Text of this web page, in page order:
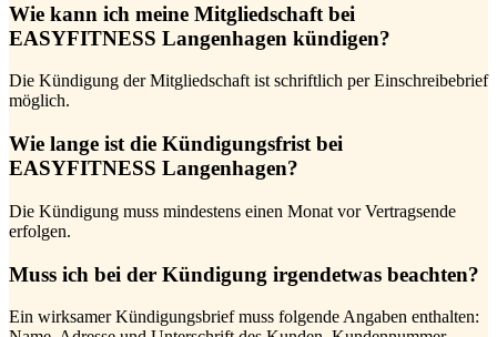
Wie kann ich meine Mitgliedschaft bei
EASYFITNESS Langenhagen kündigen?
Die Kündigung der Mitgliedschaft ist schriftlich per Einschreibebrief
möglich.
Wie lange ist die Kündigungsfrist bei
EASYFITNESS Langenhagen?
Die Kündigung muss mindestens einen Monat vor Vertragsende
erfolgen.
Muss ich bei der Kündigung irgendetwas beachten?
Ein wirksamer Kündigungsbrief muss folgende Angaben enthalten: